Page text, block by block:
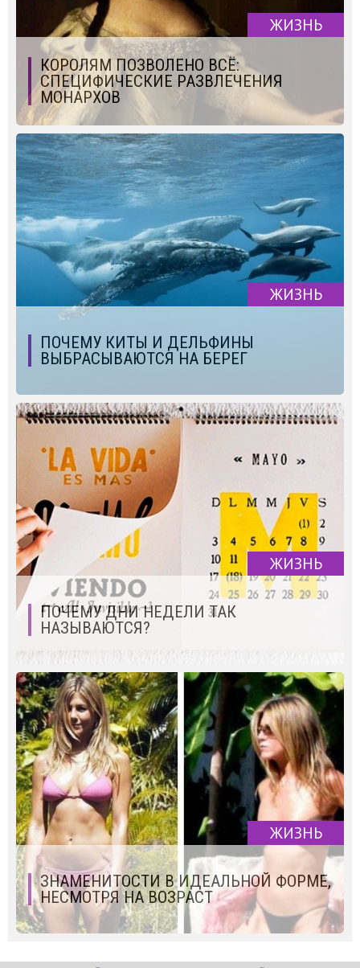
ЖИЗНЬ
КОРОЛЯМ ПОЗВОЛЕНО ВСЁ:
СПЕЦИФИЧЕСКИЕ РАЗВЛЕЧЕНИЯ
МОНАРХОВ
ЖИЗНЬ
ПОЧЕМУ КИТЫ И ДЕЛЬФИНЫ
ВЫБРАСЫВАЮТСЯ НА БЕРЕГ
ЖИЗНЬ
ПОЧЕМУ ДНИ НЕДЕЛИ ТАК
НАЗЫВАЮТСЯ?
ЖИЗНЬ
ЗНАМЕНИТОСТИ В ИДЕАЛЬНОЙ ФОРМЕ,
НЕСМОТРЯ НА ВОЗРАСТ